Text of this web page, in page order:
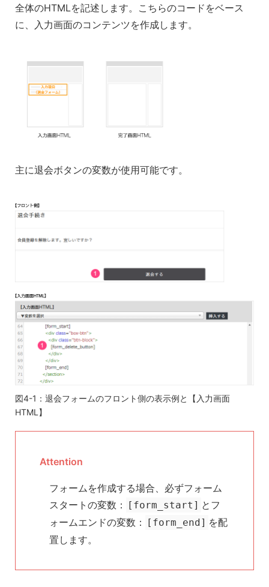
全体のHTMLを記述します。こちらのコードをベース
に、入力画面のコンテンツを作成します。
主に退会ボタンの変数が使用可能です。
図4-1：退会フォームのフロント側の表示例と【入力画面
HTML】
Attention
フォームを作成する場合、必ずフォーム
スタートの変数：
[form_start] とフ
ォームエンドの変数：
[form_end] を配
置します。